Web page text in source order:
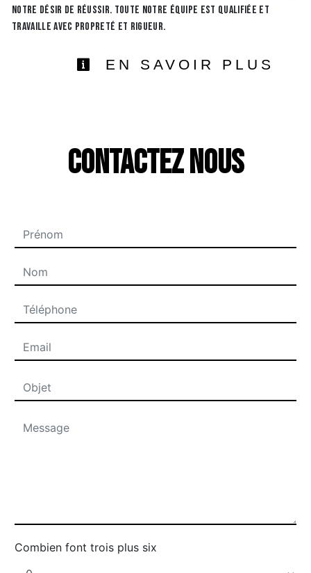
notre désir de réussir. Toute notre équipe est qualifiée et
travaille avec propreté et rigueur.
EN SAVOIR PLUS
Contactez nous
Combien font trois plus six